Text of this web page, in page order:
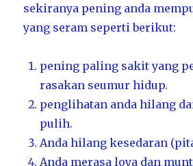
sekiranya pening anda
yang seram seperti berikut:
pening paling sakit yang
rasakan seumur hidup.
penglihatan anda hilang
pulih.
Anda hilang kesedaran
Anda merasa loya dan